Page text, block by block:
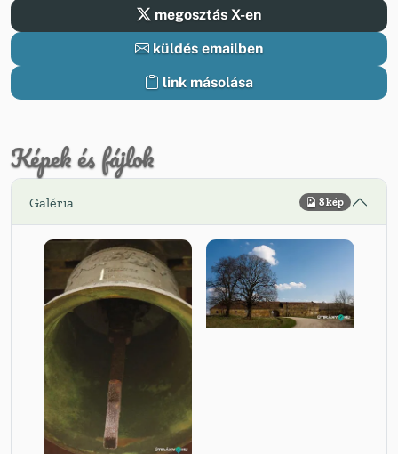
megosztás X-en
küldés emailben
link másolása
Képek és fájlok
Galéria 8 kép